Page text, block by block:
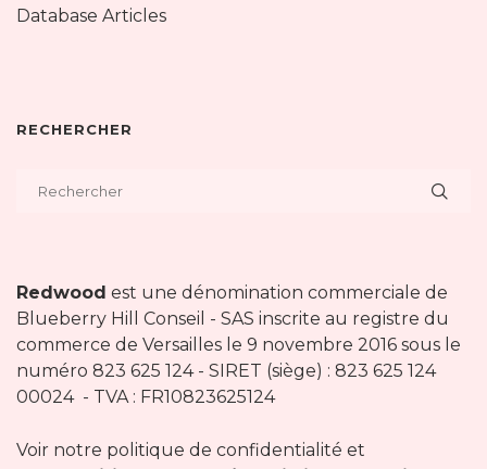
Database Articles
RECHERCHER
Redwood est une dénomination commerciale de
Blueberry Hill Conseil - SAS inscrite au registre du
commerce de Versailles le 9 novembre 2016 sous le
numéro 823 625 124 - SIRET (siège) : 823 625 124
00024 - TVA : FR10823625124
Voir notre politique de confidentialité et